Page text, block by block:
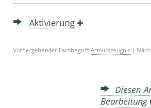
Aktivierung
Vorhergehender Fachbegriff: Armutszeugnis |
Diesen
Bearbeitung